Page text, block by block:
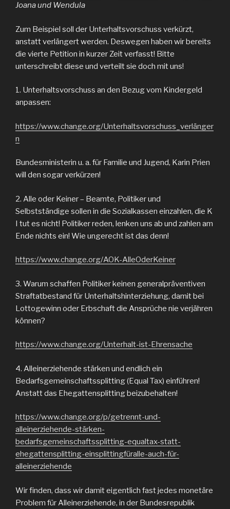
Joana und Wendula
Zum Beispiel soll der Unterhaltsvorschuss verkürzt,
anstatt verlängert werden. Deswegen haben wir bereits
die vierte Petition in kurzer Zeit verfasst! Bitte
unterschreibt diese und verteilt sie doch mit uns!
1. Unterhaltsvorschuss an den Bezug vom Kindergeld
anpassen:
https://www.change.org/Unterhaltsvorschuss_verlänger
n
Bundesministerin u. a. für Familie und Jugend, Karin Prien
will den sogar verkürzen!
2. Alle oder Keiner – Beamte, Politiker und
Selbstständige sollen in die Sozialkassen einzahlen, die K
I tut es nicht! Politiker reden, lenken uns ab und zahlen am
Ende nichts ein! Wie ungerecht ist das denn!
https://www.change.org/AOK-AlleOderKeiner
3. Warum schaffen Politiker keinen generalpräventiven
Straftatbestand für Unterhaltshinterziehung, damit bei
Lottogewinn oder Erbschaft die Ansprüche nie verjähren
können?
https://www.change.org/Unterhalt-ist-Ehrensache
4. Alleinerziehende stärken und endlich ein
Bedarfsgemeinschaftssplitting (Equal Tax) einführen!
Anstatt das Ehegattensplitting beizubehalten!
https://www.change.org/p/getrennt-und-
alleinerziehende-stärken-
bedarfsgemeinschaftssplitting-equaltax-statt-
ehegattensplitting-einsplittingfüralle-auch-für-
alleinerziehende
Wir finden, dass wir damit eigentlich fast jedes monetäre
Problem für Alleinerziehende, in der Bundesrepublik